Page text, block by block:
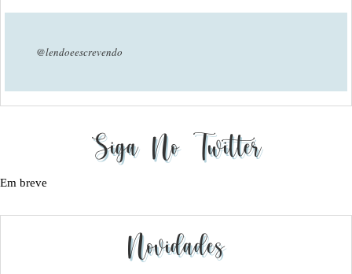
@lendoeescrevendo
Siga No Twitter
Em breve
Novidades